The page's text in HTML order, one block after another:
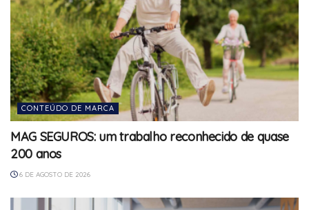
CONTEÚDO DE MARCA
MAG SEGUROS: um trabalho reconhecido de quase
200 anos
6 DE AGOSTO DE 2026